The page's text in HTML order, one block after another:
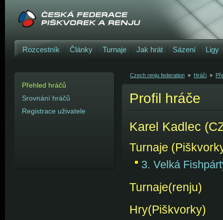
Profil hráče
Karel Kadlec
Turnaje
3. Velká
Turnaje(renju)
Hry(Piškvorky)
Přehled hráčů
Srovnání hráčů
Registrace uživatele
Czech renju federation » Hráči »
Rozcestník Články Turnaje Jak hrát Sázení Ligy